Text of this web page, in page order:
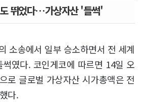
도 뛰었다…가상자산 '들썩'
소송에서 일부 승소하면서 전 세계
였다. 코인게코에 따르면 14일 오
로 글로벌 가상자산 시가총액은 전
다.